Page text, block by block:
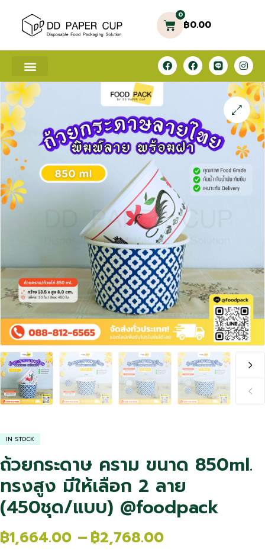
฿0.00
0
IN STOCK
ถ้วยกระดาษ คราม ขนาด 850ml.
ทรงสูง มีให้เลือก 2 ลาย
(450ชุด/แบบ) @foodpack
฿1,664.00 –฿2,768.00